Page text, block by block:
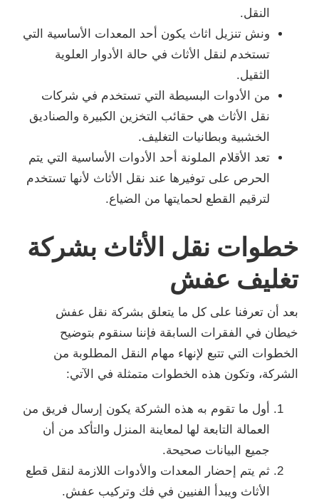
النقل.
ونش تنزيل اثاث يكون أحد المعدات الأساسية التي
تستخدم لنقل الأثاث في حالة الأدوار العلوية
الثقيل.
من الأدوات البسيطة التي تستخدم في شركات
نقل الأثاث هي حقائب التخزين الكبيرة والصناديق
الخشبية وبطانيات التغليف.
تعد الأقلام الملونة أحد الأدوات الأساسية التي يتم
الحرص على توفيرها عند نقل الأثاث لأنها تستخدم
لترقيم القطع لحمايتها من الضياع.
خطوات نقل الأثاث بشركة
تغليف عفش
بعد أن تعرفنا على كل ما يتعلق بشركة نقل عفش
خيطان في الفقرات السابقة فإننا سنقوم بتوضيح
الخطوات التي تتبع لإنهاء مهام النقل المطلوبة من
الشركة، وتكون هذه الخطوات متمثلة في الآتي:
أول ما تقوم به هذه الشركة يكون إرسال فريق من
العمالة التابعة لها لمعاينة المنزل والتأكد من أن
جميع البيانات صحيحة.
ثم يتم إحضار المعدات والأدوات اللازمة لنقل قطع
الأثاث ويبدأ الفنيين في فك وتركيب عفش.